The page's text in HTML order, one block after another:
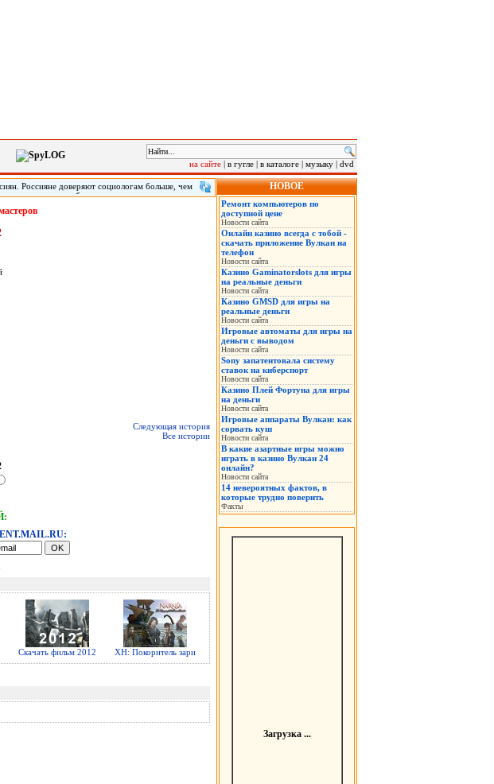
на сайте | в гугле | в каталоге | музыку | dvd
Россияне доверяют социологам больше, чем
центра изучения общественного мнения
набрали 3,33, журналисты – 3,13, а
и лишь 1% респондентов впервые
Следующая история
Все истории
Скачать фильм 2012 ХН: Покоритель зари
НОВОЕ
Ремонт компьютеров по
доступной цене
Новости сайта
Онлайн казино всегда с тобой -
скачать приложение Вулкан на
телефон
Новости сайта
Казино Gaminatorslots для игры
на реальные деньги
Новости сайта
Казино GMSD для игры на
реальные деньги
Новости сайта
Игровые автоматы для игры на
деньги с выводом
Новости сайта
Sony запатентовала систему
ставок на киберспорт
Новости сайта
Казино Плей Фортуна для игры
на деньги
Новости сайта
Игровые аппараты Вулкан: как
сорвать куш
Новости сайта
В какие азартные игры можно
играть в казино Вулкан 24
онлайн?
Новости сайта
14 невероятных фактов, в
которые трудно поверить
Факты
Загрузка ...